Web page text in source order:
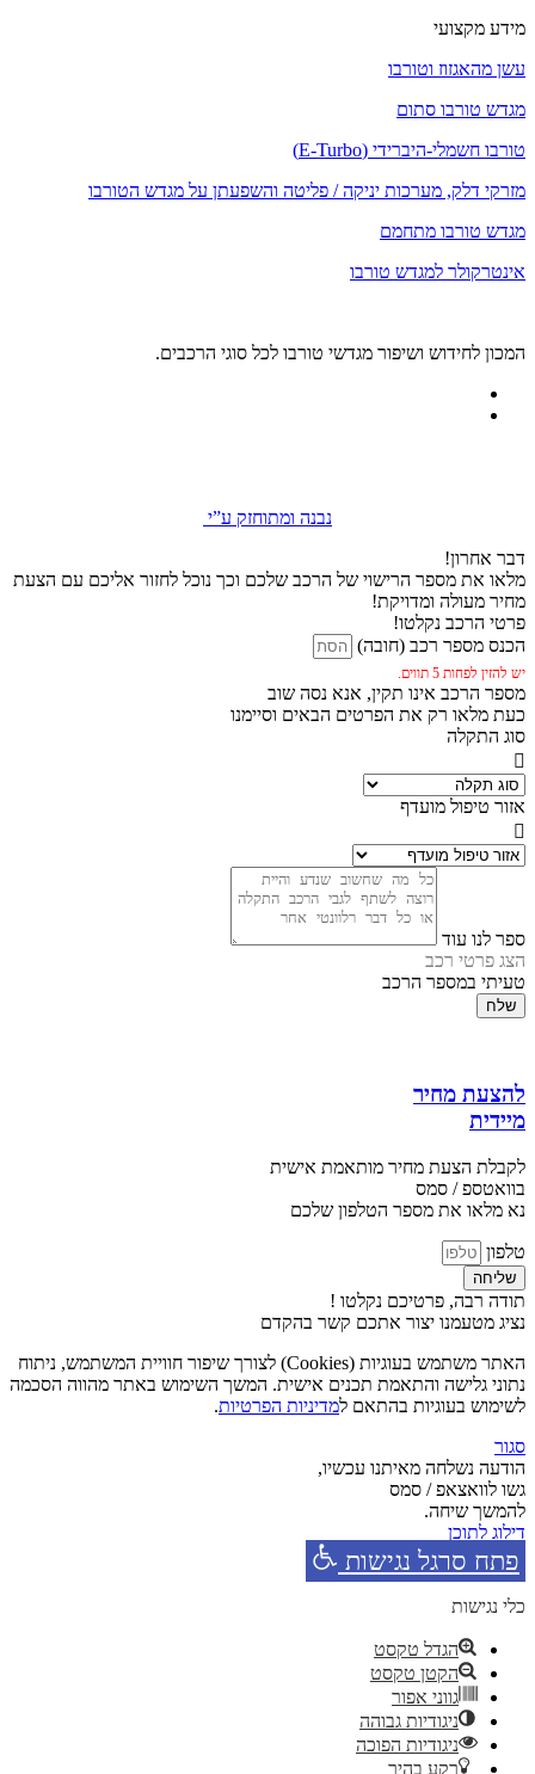
מידע מקצועי
עשן מהאגזוז וטורבו
מגדש טורבו סתום
טורבו חשמלי-היברידי (E-Turbo)
מזרקי דלק, מערכות יניקה / פליטה והשפעתן על מגדש הטורבו
מגדש טורבו מתחמם
אינטרקולר למגדש טורבו
המכון לחידוש ושיפור מגדשי טורבו לכל סוגי הרכבים.
נבנה ומתוחזק ע”י
דבר אחרון!
מלאו את מספר הרישוי של הרכב שלכם וכך נוכל לחזור אליכם עם הצעת
מחיר מעולה ומדויקת!
פרטי הרכב נקלטו!
הכנס מספר רכב (חובה)
יש להזין לפחות 5 תווים.
מספר הרכב אינו תקין, אנא נסה שוב
כעת מלאו רק את הפרטים הבאים וסיימנו
סוג התקלה
אזור טיפול מועדף
ספר לנו עוד
הצג פרטי רכב
טעיתי במספר הרכב
שלח
להצעת מחיר
מיידית
לקבלת הצעת מחיר מותאמת אישית
בוואטספ / סמס
נא מלאו את מספר הטלפון שלכם
טלפון
שליחה
תודה רבה, פרטיכם נקלטו !
נציג מטעמנו יצור אתכם קשר בהקדם
האתר משתמש בעוגיות (Cookies) לצורך שיפור חוויית המשתמש, ניתוח
נתוני גלישה והתאמת תכנים אישית. המשך השימוש באתר מהווה הסכמה
לשימוש בעוגיות בהתאם למדיניות הפרטיות.
סגור
הודעה נשלחה מאיתנו עכשיו,
גשו לוואצאפ / סמס
להמשך שיחה.
דילוג לתוכן
פתח סרגל נגישות
כלי נגישות
הגדל טקסט
הקטן טקסט
גווני אפור
ניגודיות גבוהה
ניגודיות הפוכה
רקע בהיר